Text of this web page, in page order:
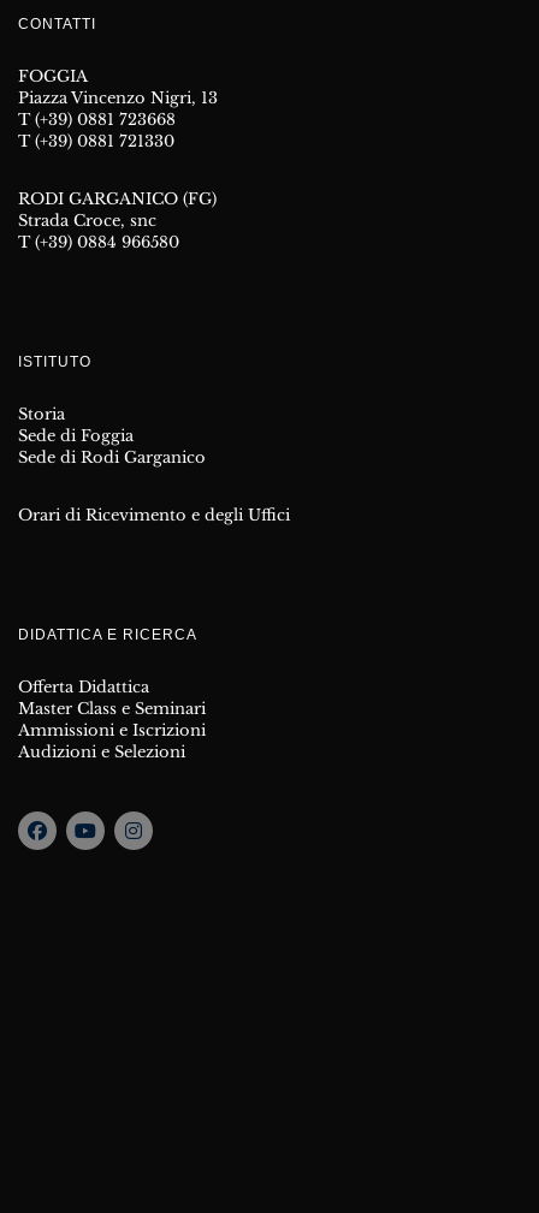
CONTATTI
FOGGIA
Piazza Vincenzo Nigri, 13
T (+39) 0881 723668
T (+39) 0881 721330
RODI GARGANICO (FG)
Strada Croce, snc
T (+39) 0884 966580
ISTITUTO
Storia
Sede di Foggia
Sede di Rodi Garganico
Orari di Ricevimento e degli Uffici
DIDATTICA E RICERCA
Offerta Didattica
Master Class e Seminari
Ammissioni e Iscrizioni
Audizioni e Selezioni